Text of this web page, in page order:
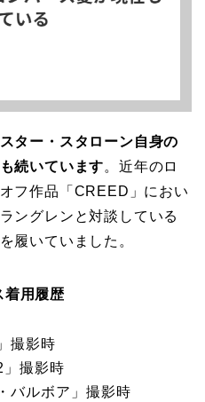
ター・スタローン自身の
続いています。近年のロ
フ作品「CREED」におい
ングレンと対談している
履いていました。
着用履歴
撮影時
」撮影時
バルボア」撮影時